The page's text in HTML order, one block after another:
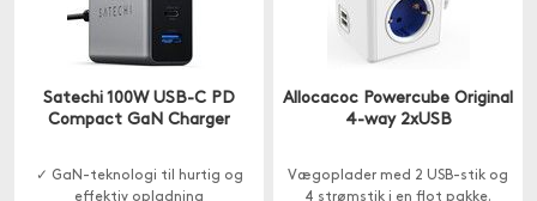
Satechi 100W USB-C PD
Compact GaN Charger
✓ GaN-teknologi til hurtig og
effektiv opladning
Allocacoc Powercube Original
4-way 2xUSB
Vægoplader med 2 USB-stik og
4 strømstik i en flot pakke.